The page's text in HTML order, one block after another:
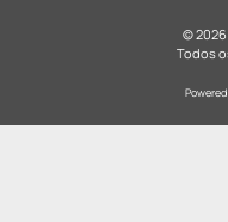
© 2026
Todos